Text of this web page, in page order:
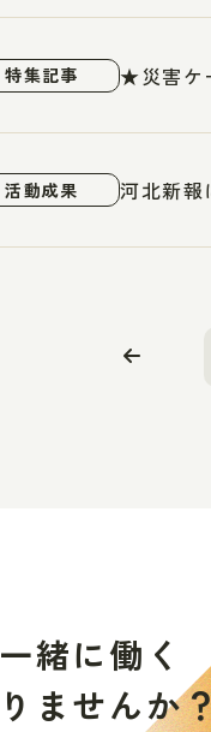
特集記事 ★災害ケ
活動成果 河北新報
一緒に働 く
り ませんか